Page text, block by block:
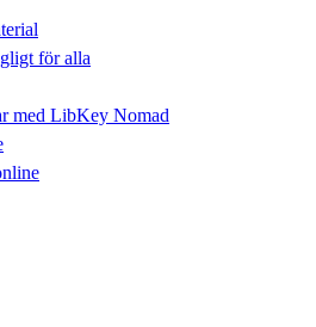
för alla
med LibKey Nomad